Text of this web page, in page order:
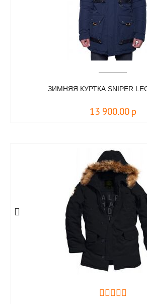
ЗИМНЯЯ КУРТКА SNIPER
13 900.00 р